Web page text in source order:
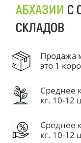
АБХАЗИИ С
СКЛАДОВ
Продажа
это 1
Среднее
кг. 10-12
Среднее
кг. 10-12